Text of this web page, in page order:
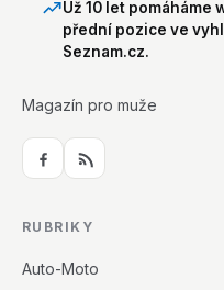
Už 10 let pomáháme
přední pozice ve
Seznam.cz.
Magazín pro muže
RUBRIKY
Auto-Moto